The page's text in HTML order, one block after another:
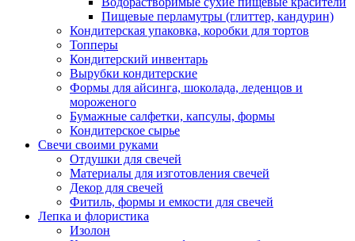
Пищевые перламутры (глиттер, кандурин)
Кондитерская упаковка, коробки для тортов
Топперы
Кондитерский инвентарь
Вырубки кондитерские
Формы для айсинга, шоколада, леденцов и
мороженого
Бумажные салфетки, капсулы, формы
Кондитерское сырье
Свечи своими руками
Отдушки для свечей
Материалы для изготовления свечей
Декор для свечей
Фитиль, формы и емкости для свечей
Лепка и флористика
Изолон